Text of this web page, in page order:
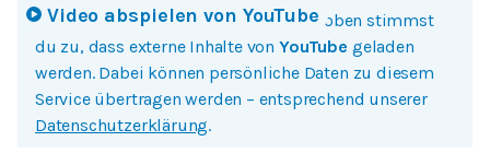
Video abspielen von YouTube
Mit einem Klick auf Bild oder Button oben stimmst
du zu, dass externe Inhalte von YouTube geladen
werden. Dabei können persönliche Daten zu diesem
Service übertragen werden – entsprechend unserer
Datenschutzerklärung.